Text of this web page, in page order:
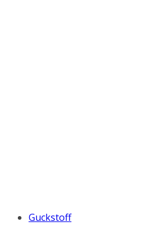
Guckstoff